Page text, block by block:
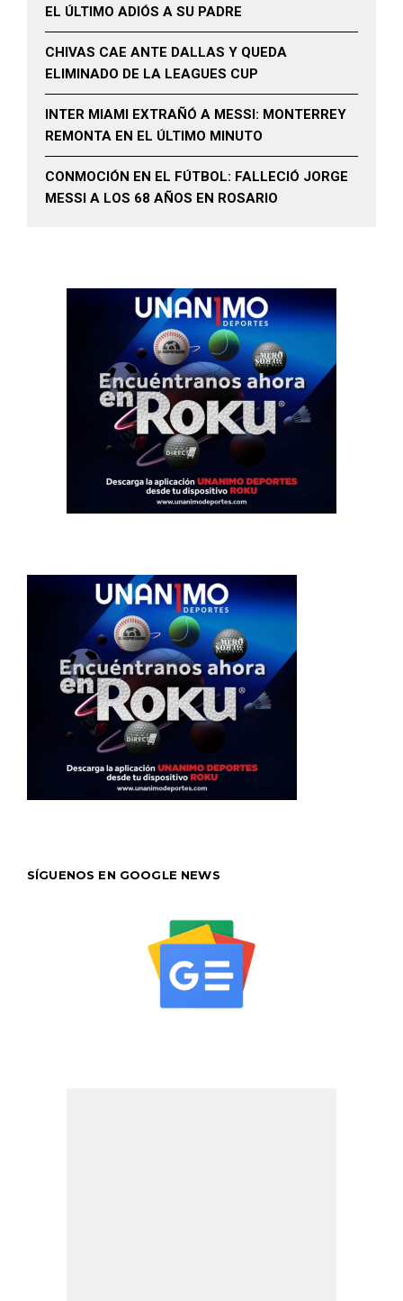
EL ÚLTIMO ADIÓS A SU PADRE
CHIVAS CAE ANTE DALLAS Y QUEDA
ELIMINADO DE LA LEAGUES CUP
INTER MIAMI EXTRAÑÓ A MESSI: MONTERREY
REMONTA EN EL ÚLTIMO MINUTO
CONMOCIÓN EN EL FÚTBOL: FALLECIÓ JORGE
MESSI A LOS 68 AÑOS EN ROSARIO
SÍGUENOS EN GOOGLE NEWS